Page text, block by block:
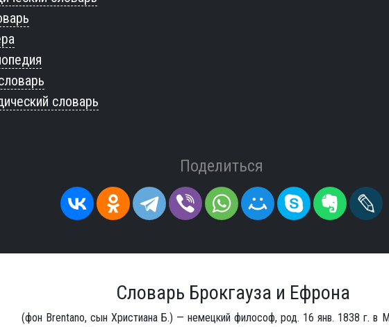
словарь
Поделиться
Словарь Брокгауза и Ефрона
(фон Brentano, сын Христиана Б.) — немецкий философ, род. 16 янв. 1838 г. в